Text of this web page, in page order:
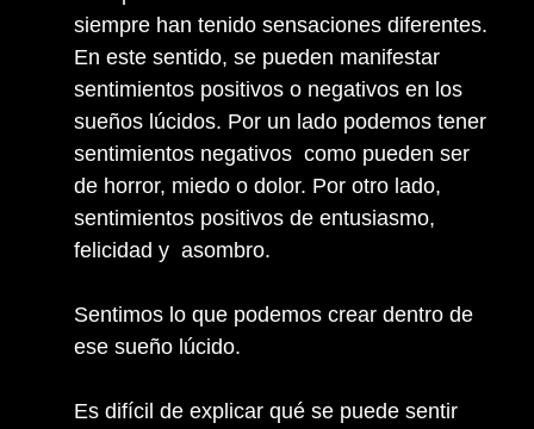
siempre han tenido sensaciones diferentes.
En este sentido, se pueden manifestar
sentimientos positivos o negativos en los
sueños lúcidos. Por un lado podemos tener
sentimientos negativos como pueden ser
de horror, miedo o dolor. Por otro lado,
sentimientos positivos de entusiasmo,
felicidad y asombro.
Sentimos lo que podemos crear dentro de
ese sueño lúcido.
Es difícil de explicar qué se puede sentir